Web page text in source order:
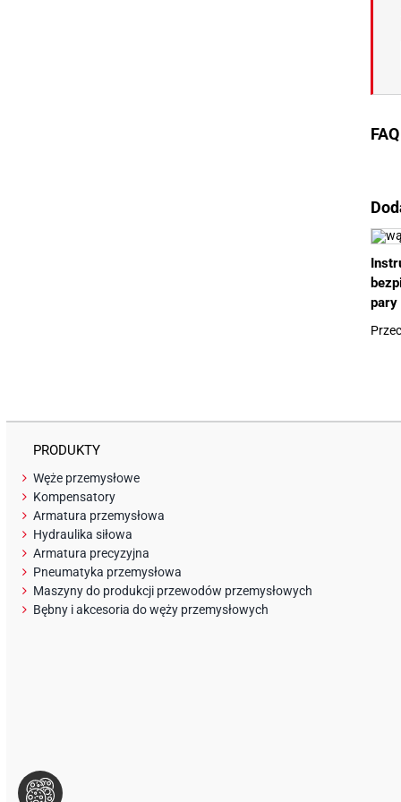
pary
PRODUKTY
Węże przemysłowe
Kompensatory
Armatura przemysłowa
Hydraulika siłowa
Armatura precyzyjna
Pneumatyka przemysłowa
Maszyny do produkcji przewodów przemysłowych
Bębny i akcesoria do węży przemysłowych